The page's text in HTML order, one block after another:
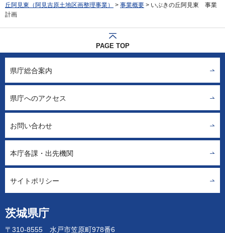
丘阿見東（阿見吉原土地区画整理事業）
> 事業概要 > いぶきの丘阿見東 事業
計画
PAGE TOP
茨城県庁
〒310-8555 水戸市笠原町978番6
県庁総合案内
県庁へのアクセス
お問い合わせ
本庁各課・出先機関
サイトポリシー